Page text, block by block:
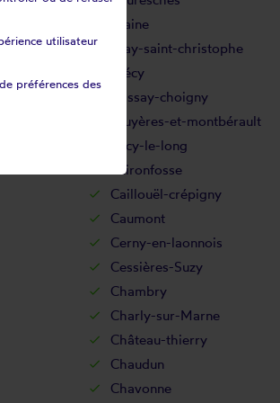
Braine
Bray-saint-christophe
Brécy
Brissay-choigny
Bruyères-et-montbérault
Bucy-le-long
Buironfosse
Caillouël-crépigny
Caumont
Cerny-en-laonnois
Cessières-Suzy
Chambry
Charly-sur-Marne
Château-thierry
Chaudun
Chavonne
utilisateur
préférences des